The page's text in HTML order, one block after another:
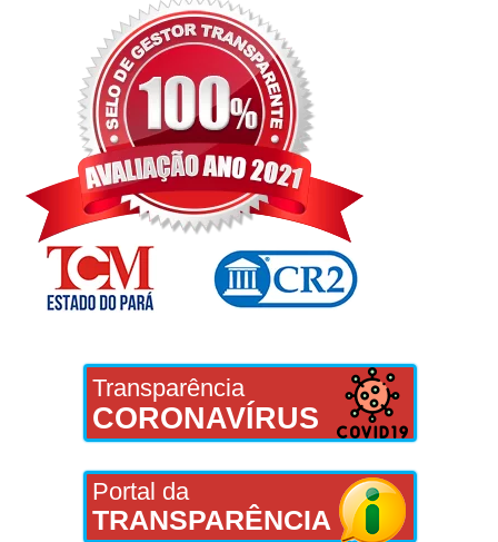
Transparência
CORONAVÍRUS
Portal da
TRANSPARÊNCIA